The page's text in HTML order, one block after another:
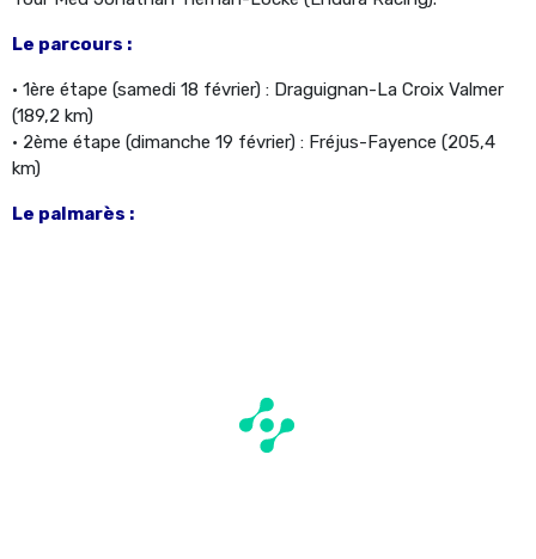
Le parcours :
• 1ère étape (samedi 18 février) : Draguignan-La Croix Valmer
(189,2 km)
• 2ème étape (dimanche 19 février) : Fréjus-Fayence (205,4
km)
Le palmarès :